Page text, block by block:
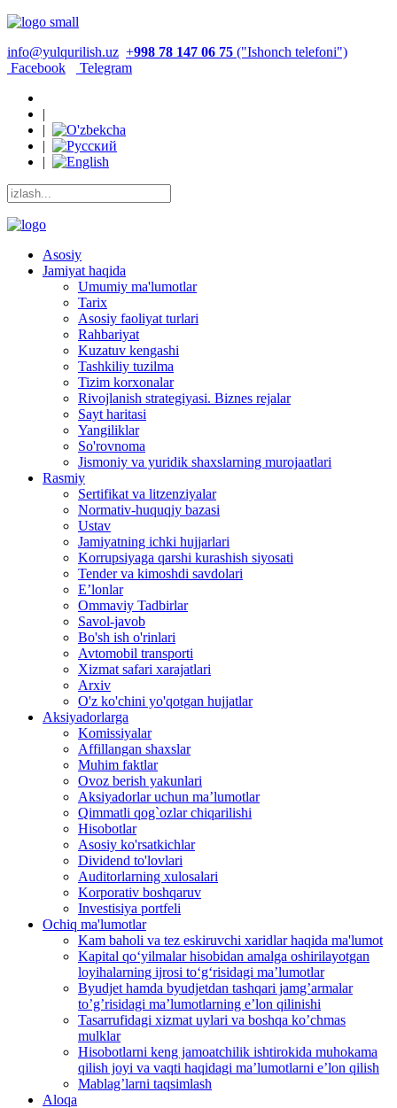
info@yulqurilish.uz +998 78 147 06 75 ("Ishonch telefoni")
Facebook
Telegram
|
|
|
|
Asosiy
Jamiyat haqida
Umumiy ma'lumotlar
Tarix
Asosiy faoliyat turlari
Rahbariyat
Kuzatuv kengashi
Tashkiliy tuzilma
Tizim korxonalar
Rivojlanish strategiyasi. Biznes rejalar
Sayt haritasi
Yangiliklar
So'rovnoma
Jismoniy va yuridik shaxslarning murojaatlari
Rasmiy
Sertifikat va litzenziyalar
Normativ-huquqiy bazasi
Ustav
Jamiyatning ichki hujjarlari
Korrupsiyaga qarshi kurashish siyosati
Tender va kimoshdi savdolari
E’lonlar
Ommaviy Tadbirlar
Savol-javob
Bo'sh ish o'rinlari
Avtomobil transporti
Xizmat safari xarajatlari
Arxiv
O'z ko'chini yo'qotgan hujjatlar
Aksiyadorlarga
Komissiyalar
Affillangan shaxslar
Muhim faktlar
Ovoz berish yakunlari
Aksiyadorlar uchun ma’lumotlar
Qimmatli qog`ozlar chiqarilishi
Hisobotlar
Asosiy ko'rsatkichlar
Dividend to'lovlari
Auditorlarning xulosalari
Korporativ boshqaruv
Investisiya portfeli
Ochiq ma'lumotlar
Kam baholi va tez eskiruvchi xaridlar haqida ma'lumot
Kapital qo‘yilmalar hisobidan amalga oshirilayotgan
loyihalarning ijrosi to‘g‘risidagi maʼlumotlar
Byudjet hamda byudjetdan tashqari jamgʼarmalar
toʼgʼrisidagi maʼlumotlarning eʼlon qilinishi
Tasarrufidagi xizmat uylari va boshqa koʼchmas
mulklar
Hisobotlarni keng jamoatchilik ishtirokida muhokama
qilish joyi va vaqti haqidagi maʼlumotlarni eʼlon qilish
Mablag’larni taqsimlash
Aloqa